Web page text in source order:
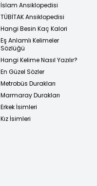
İslam Ansiklopedisi
TÜBİTAK Ansiklopedisi
Hangi Besin Kaç Kalori
Eş Anlamlı Kelimeler
Sözlüğü
Hangi Kelime Nasıl Yazılır?
En Güzel Sözler
Metrobüs Durakları
Marmaray Durakları
Erkek İsimleri
Kız İsimleri